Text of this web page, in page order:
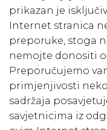
prikazan je
Internet stranica
preporuke, stoga
nemojte donositi
Preporučujemo
primjenjivosti
sadržaja
savjetnicima iz